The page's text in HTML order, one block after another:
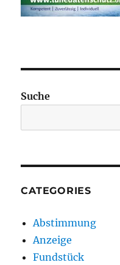
Suche
CATEGORIES
Abstimmung
Anzeige
Fundstück